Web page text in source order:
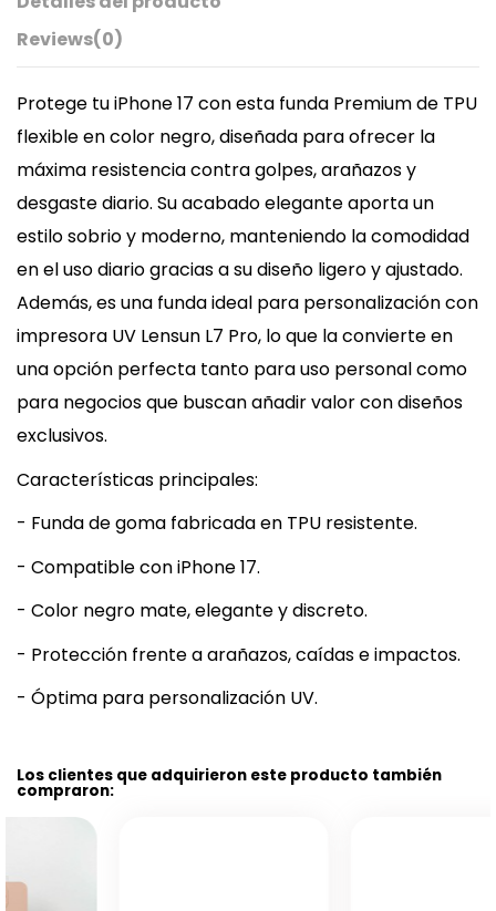
Reviews(0)
Protege tu iPhone 17 con esta funda Premium de TPU
flexible en color negro, diseñada para ofrecer la
máxima resistencia contra golpes, arañazos y
desgaste diario. Su acabado elegante aporta un
estilo sobrio y moderno, manteniendo la comodidad
en el uso diario gracias a su diseño ligero y ajustado.
Además, es una funda ideal para personalización con
impresora UV Lensun L7 Pro, lo que la convierte en
una opción perfecta tanto para uso personal como
para negocios que buscan añadir valor con diseños
exclusivos.
Características principales:
- Funda de goma fabricada en TPU resistente.
- Compatible con iPhone 17.
- Color negro mate, elegante y discreto.
- Protección frente a arañazos, caídas e impactos.
- Óptima para personalización UV.
Los clientes que adquirieron este producto también
compraron: